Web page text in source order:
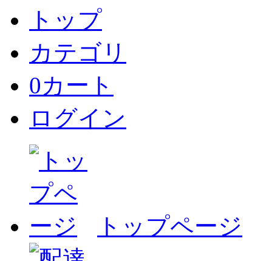
トップ
カテゴリ
0カート
ログイン
トップページ